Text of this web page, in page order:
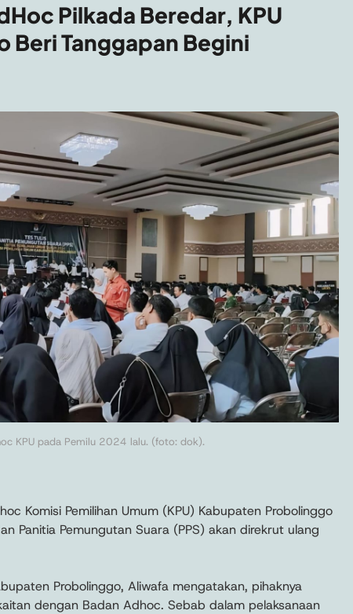
Pilkada Beredar, KPU
Tanggapan Begini
KPU pada Pemilu 2024 lalu. (foto: dok).
Komisi Pemilihan Umum (KPU) Kabupaten Probolinggo
Panitia Pemungutan Suara (PPS) akan direkrut ulang
Probolinggo, Aliwafa mengatakan, pihaknya
dengan Badan Adhoc. Sebab dalam pelaksanaan